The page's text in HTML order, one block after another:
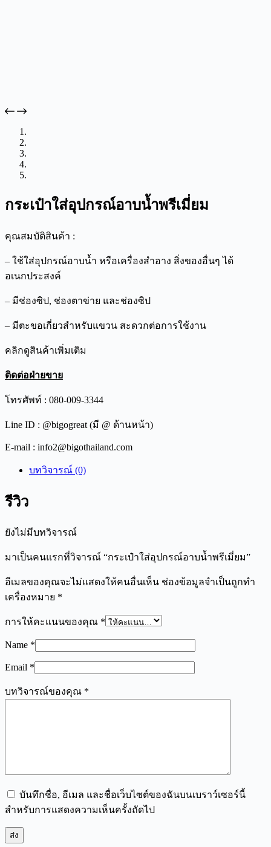
กระเป๋าใส่อุปกรณ์อาบน้ำพรีเมี่ยม
คุณสมบัติสินค้า :
– ใช้ใส่อุปกรณ์อาบน้ำ หรือเครื่องสำอาง สิ่งของอื่นๆ ได้
อเนกประสงค์
– มีช่องซิป, ช่องตาข่าย และช่องซิป
– มีตะขอเกี่ยวสำหรับแขวน สะดวกต่อการใช้งาน
คลิกดูสินค้าเพิ่มเติม
ติดต่อฝ่ายขาย
โทรศัพท์ : 080-009-3344
Line ID : @bigogreat (มี @ ด้านหน้า)
E-mail : info2@bigothailand.com
บทวิจารณ์ (0)
รีวิว
ยังไม่มีบทวิจารณ์
มาเป็นคนแรกที่วิจารณ์ “กระเป๋าใส่อุปกรณ์อาบน้ำพรีเมี่ยม”
อีเมลของคุณจะไม่แสดงให้คนอื่นเห็น ช่องข้อมูลจำเป็นถูกทำ
เครื่องหมาย *
การให้คะแนนของคุณ *
Name *
Email *
บทวิจารณ์ของคุณ *
บันทึกชื่อ, อีเมล และชื่อเว็บไซต์ของฉันบนเบราว์เซอร์นี้
สำหรับการแสดงความเห็นครั้งถัดไป
ส่ง